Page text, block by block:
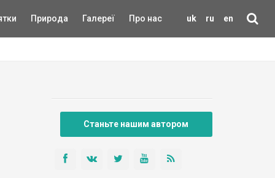
uk ru en
Природа Галереї Про нас
Станьте нашим автором